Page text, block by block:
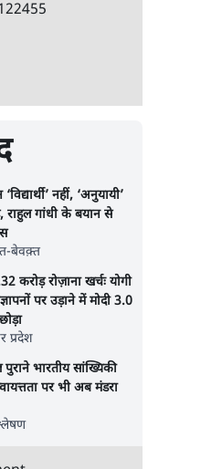
नहीं, ‘अनुयायी’
राहुल गांधी के बयान से
बेवक़्त
करोड़ रोज़ाना खर्चः योगी
पर उड़ाने में मोदी 3.0
प्रदेश
भारतीय सांख्यिकी
पर भी अब मंडरा